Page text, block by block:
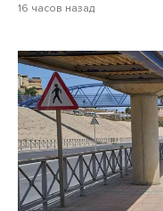
16 часов назад